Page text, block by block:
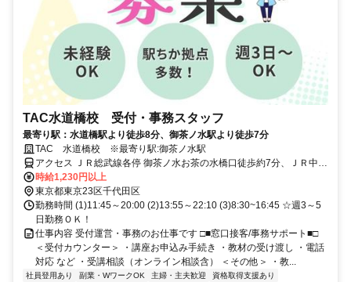
TAC水道橋校 受付・事務スタッフ
最寄り駅：水道橋駅より徒歩8分、御茶ノ水駅より徒歩7分
TAC 水道橋校 ※最寄り駅:御茶ノ水駅
アクセス ＪＲ総武線各停 御茶ノ水お茶の水橋口徒歩約7分、ＪＲ中央
本線 水道橋東口徒歩約7分、東京メトロ丸ノ内線 御茶ノ水2番口徒歩
約8分 JR御茶ノ水、水道橋駅徒歩7分
時給1,230円以上
東京都東京23区千代田区
勤務時間 (1)11:45～20:00 (2)13:55～22:10 (3)8:30~16:45 ☆週3～5
日勤務ＯＫ！
仕事内容 受付運営・事務のお仕事です □■窓口接客/事務サポート■□
＜受付カウンター＞ ・講座お申込み手続き ・教材の受け渡し ・電話
対応 など ・受講相談（オンライン相談含） ＜その他＞ ・教...
社員登用あり 副業・WワークOK 主婦・主夫歓迎 資格取得支援あり